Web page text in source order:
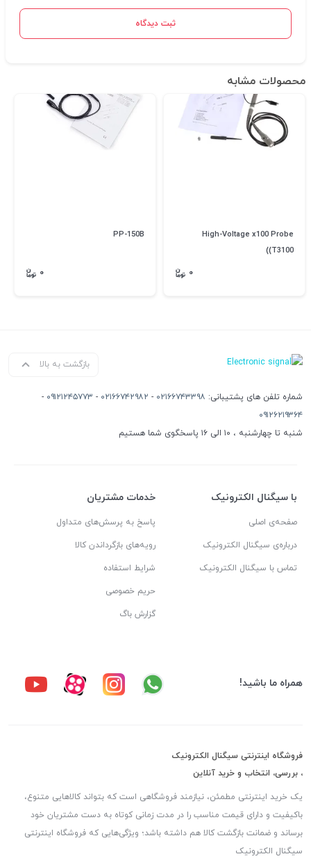
ثبت دیدگاه
محصولات مشابه
High-Voltage x100 Probe
(T3100)
۰
PP-150B
۰
بازگشت به بالا
شماره تلفن های پشتیبانی: ۰۲۱۶۶۷۴۳۳۹۸ - ۰۲۱۶۶۷۴۲۹۸۲ - ۰۹۱۲۱۲۴۵۷۷۳ -
۰۹۱۲۶۲۱۹۳۶۴
شنبه تا چهارشنبه ، ۱۰ الی ۱۶ پاسخگوی شما هستیم
با سیگنال الکترونیک
صفحه‌ی اصلی
درباره‌ی سیگنال الکترونیک
تماس با سیگنال الکترونیک
خدمات مشتریان
پاسخ به پرسش‌های متداول
رویه‌های بازگرداندن کالا
شرایط استفاده
حریم خصوصی
گزارش باگ
همراه ما باشید!
فروشگاه اینترنتی سیگنال الکترونیک
، بررسی، انتخاب و خرید آنلاین
یک خرید اینترنتی مطمئن، نیازمند فروشگاهی است که بتواند کالاهایی متنوع،
باکیفیت و دارای قیمت مناسب را در مدت زمانی کوتاه به دست مشتریان خود
برساند و ضمانت بازگشت کالا هم داشته باشد؛ ویژگی‌هایی که فروشگاه اینترنتی
سیگنال الکترونیک